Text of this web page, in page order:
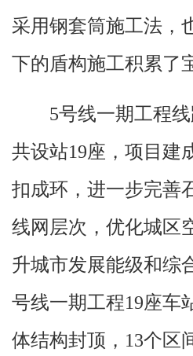
采用钢套筒施工法，
下的盾构施工积累了
5号线一期工程线
共设站19座，项目建
扣成环，进一步完善
线网层次，优化城区
升城市发展能级和综
号线一期工程19座车
体结构封顶，13个区